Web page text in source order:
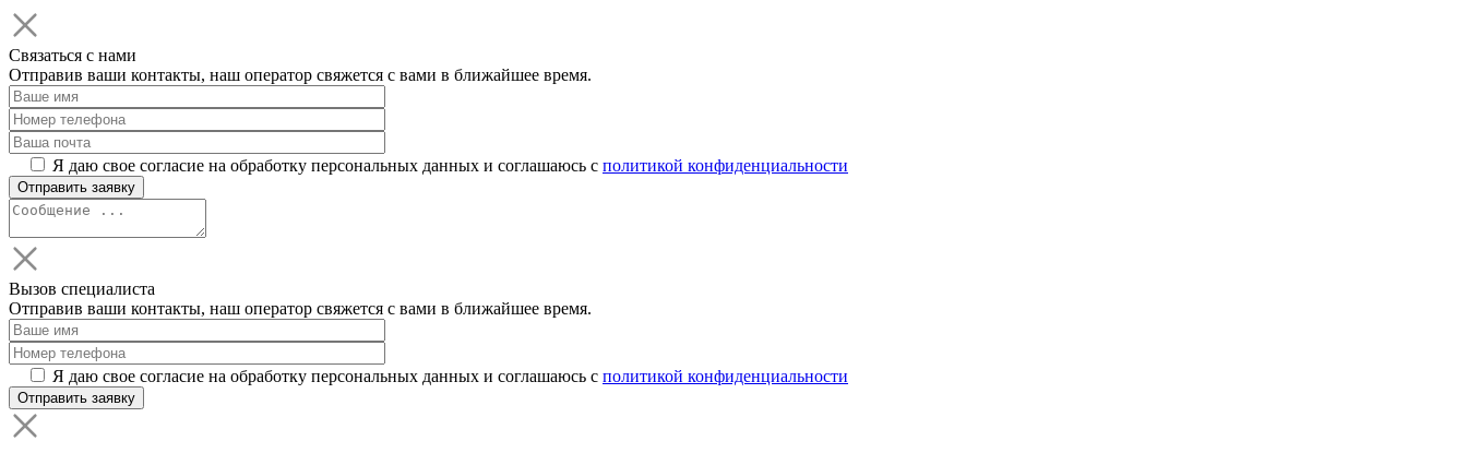
Связаться с нами
Отправив ваши контакты, наш оператор свяжется с вами в ближайшее время.
Я даю свое согласие на обработку персональных данных и соглашаюсь с политикой конфиденциальности
Вызов специалиста
Отправив ваши контакты, наш оператор свяжется с вами в ближайшее время.
Я даю свое согласие на обработку персональных данных и соглашаюсь с политикой конфиденциальности